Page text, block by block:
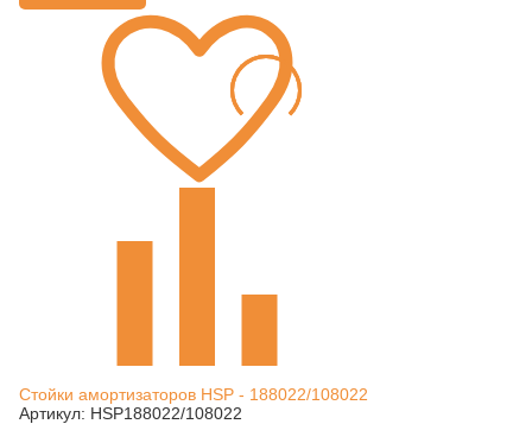
Стойки амортизаторов HSP - 188022/108022
Артикул: HSP188022/108022